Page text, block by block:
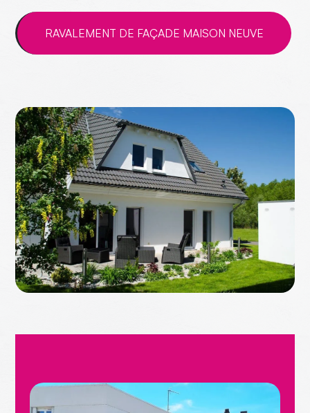
RAVALEMENT DE FAÇADE MAISON NEUVE